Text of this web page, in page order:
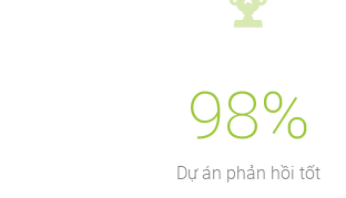
98%
Dự án phản hồi tốt